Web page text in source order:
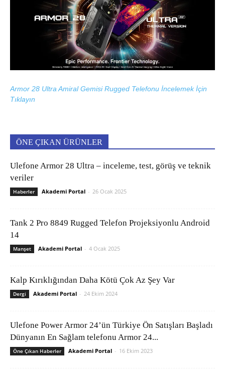
Armor 28 Ultra Amiral Gemisi Rugged Telefonu İncelemek İçin
Tıklayın
ÖNE ÇIKAN ÜRÜNLER
Ulefone Armor 28 Ultra – inceleme, test, görüş ve teknik
veriler
Haberler Akademi Portal - 26 Ocak 2025
Tank 2 Pro 8849 Rugged Telefon Projeksiyonlu Android
14
Manşet Akademi Portal - 4 Ocak 2025
Kalp Kırıklığından Daha Kötü Çok Az Şey Var
Dergi Akademi Portal - 24 Ekim 2024
Ulefone Power Armor 24’ün Türkiye Ön Satışları Başladı
Dünyanın En Sağlam telefonu Armor 24...
Öne Çıkan Haberler Akademi Portal - 16 Ekim 2023